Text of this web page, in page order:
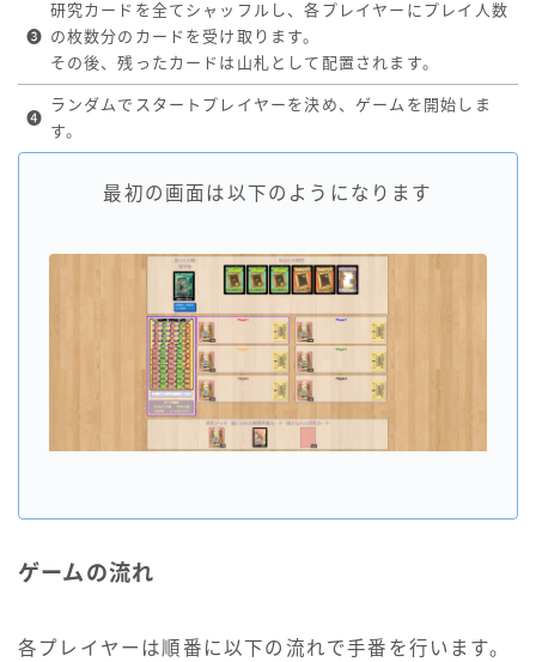
❸
研究カードを全てシャッフルし、各プレイヤーにプレイ人数
の枚数分のカードを受け取ります。
その後、残ったカードは山札として配置されます。
❹
ランダムでスタートプレイヤーを決め、ゲームを開始しま
す。
最初の画面は以下のようになります
ゲームの流れ
各プレイヤーは順番に以下の流れで手番を行います。